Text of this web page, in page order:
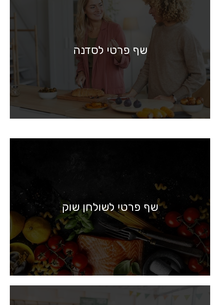
שף פרטי לסדנה
שף פרטי לשולחן שוק